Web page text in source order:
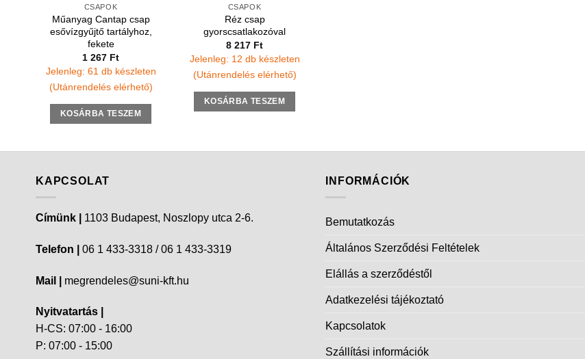
CSAPOK
Műanyag Cantap csap
esővízgyűjtő tartályhoz,
fekete
1 267 Ft
Jelenleg: 61 db készleten
(Utánrendelés elérhető)
KOSÁRBA TESZEM
CSAPOK
Réz csap
gyorscsatlakozóval
8 217 Ft
Jelenleg: 12 db készleten
(Utánrendelés elérhető)
KOSÁRBA TESZEM
KAPCSOLAT
Címünk | 1103 Budapest, Noszlopy utca 2-6.
Telefon | 06 1 433-3318 / 06 1 433-3319
Mail | megrendeles@suni-kft.hu
Nyitvatartás |
H-CS: 07:00 - 16:00
P: 07:00 - 15:00
INFORMÁCIÓK
Bemutatkozás
Általános Szerződési Feltételek
Elállás a szerződéstől
Adatkezelési tájékoztató
Kapcsolatok
Szállítási információk